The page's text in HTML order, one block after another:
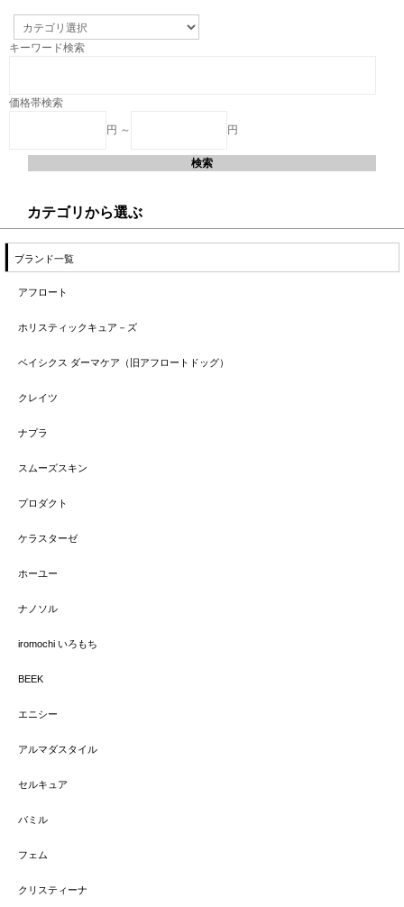
キーワード検索
価格帯検索
円 ～ 円
カテゴリから選ぶ
ブランド一覧
アフロート
ホリスティックキュア－ズ
ベイシクス ダーマケア（旧アフロートドッグ）
クレイツ
ナプラ
スムーズスキン
プロダクト
ケラスターゼ
ホーユー
ナノソル
iromochi いろもち
BEEK
エニシー
アルマダスタイル
セルキュア
バミル
フェム
クリスティーナ